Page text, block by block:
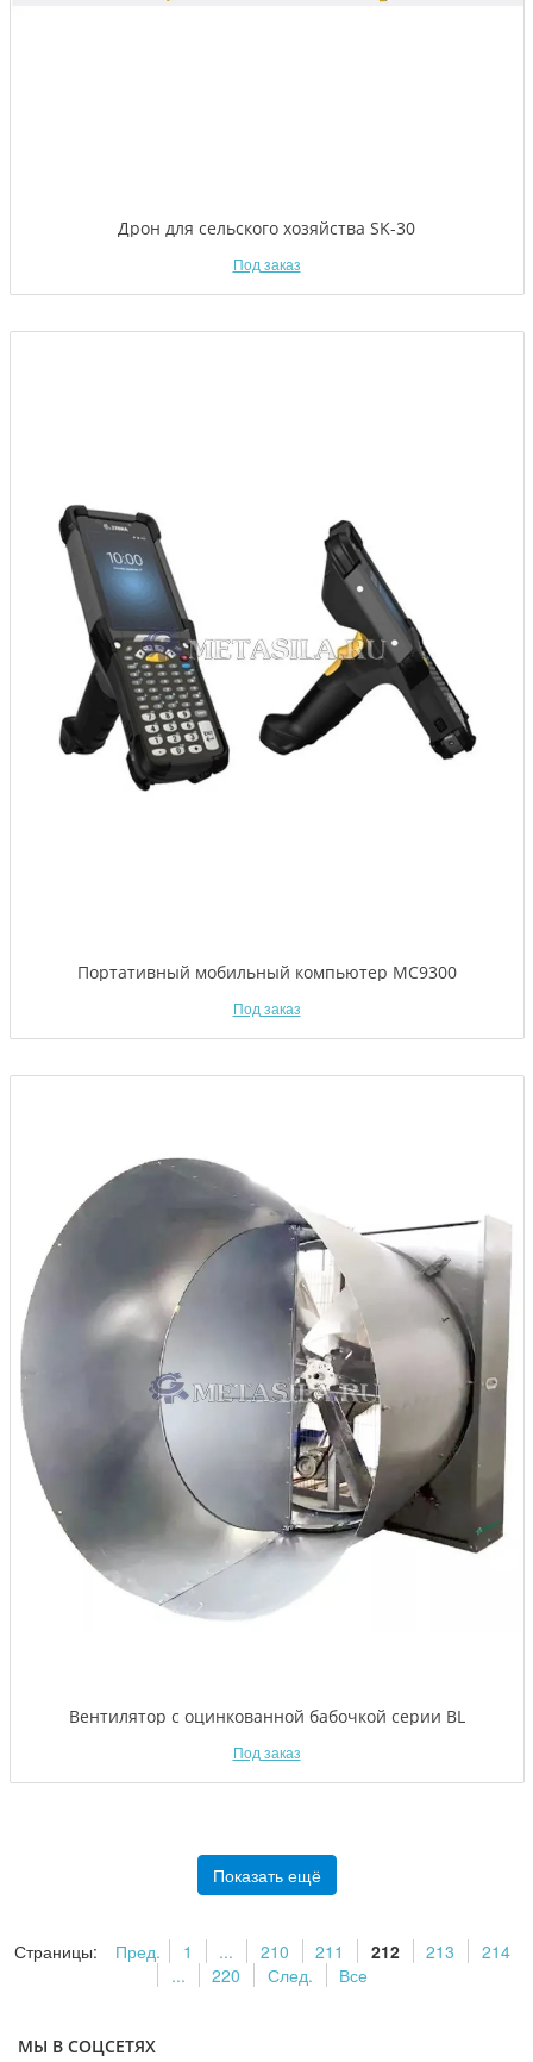
Дрон для сельского хозяйства SK-30
Под заказ
Портативный мобильный компьютер MC9300
Под заказ
Вентилятор с оцинкованной бабочкой серии BL
Под заказ
Показать ещё
Страницы: Пред. 1 ... 210 211 212 213
214
...
220 След. Все
МЫ В СОЦСЕТЯХ